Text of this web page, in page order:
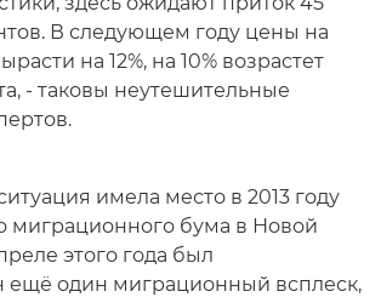
В следующем году цены на
на 12%, на 10% возрастет
- таковы неутешительные
имела место в 2013 году
миграционного бума в Новой
этого года был
ещё один миграционный всплеск,